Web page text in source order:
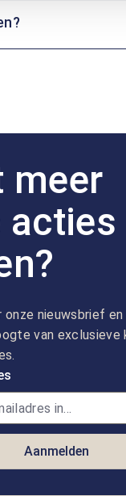
meer
acties
onze nieuwsbrief
van exclusieve
Aanmelden